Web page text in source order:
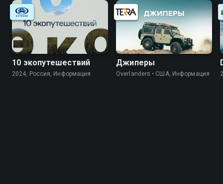
10 экопутешествий
2024, Россия, Информация
Джиперы
Overlanders • США, Информация